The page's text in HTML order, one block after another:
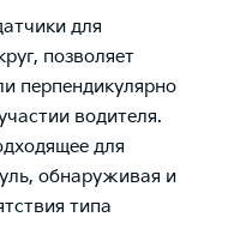
для
позволяет
перпендикулярно
водителя.
для
обнаруживая и
типа